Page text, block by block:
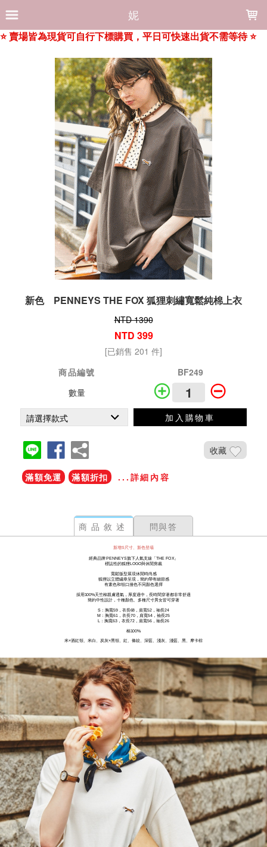
妮
新色 PENNEYS THE FOX 狐狸刺繡寬鬆純棉上衣
NTD 1390
NTD 399
[已銷售 201 件]
商品編號
BF249
數量
加入購物車
收藏
滿額免運 滿額折扣 ...詳細內容
商品敘述 問與答